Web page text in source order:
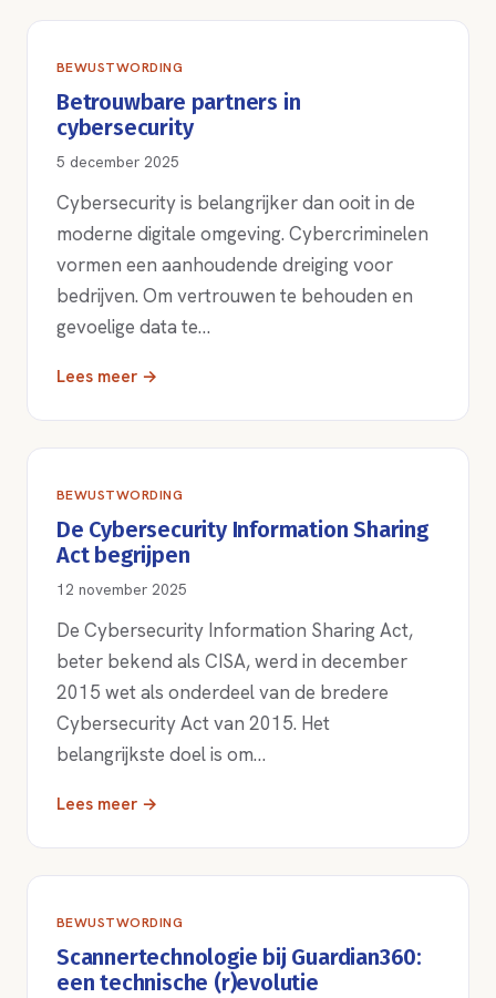
BEWUSTWORDING
Betrouwbare partners in
cybersecurity
5 december 2025
Cybersecurity is belangrijker dan ooit in de
moderne digitale omgeving. Cybercriminelen
vormen een aanhoudende dreiging voor
bedrijven. Om vertrouwen te behouden en
gevoelige data te…
Lees meer →
BEWUSTWORDING
De Cybersecurity Information Sharing
Act begrijpen
12 november 2025
De Cybersecurity Information Sharing Act,
beter bekend als CISA, werd in december
2015 wet als onderdeel van de bredere
Cybersecurity Act van 2015. Het
belangrijkste doel is om…
Lees meer →
BEWUSTWORDING
Scannertechnologie bij Guardian360:
een technische (r)evolutie